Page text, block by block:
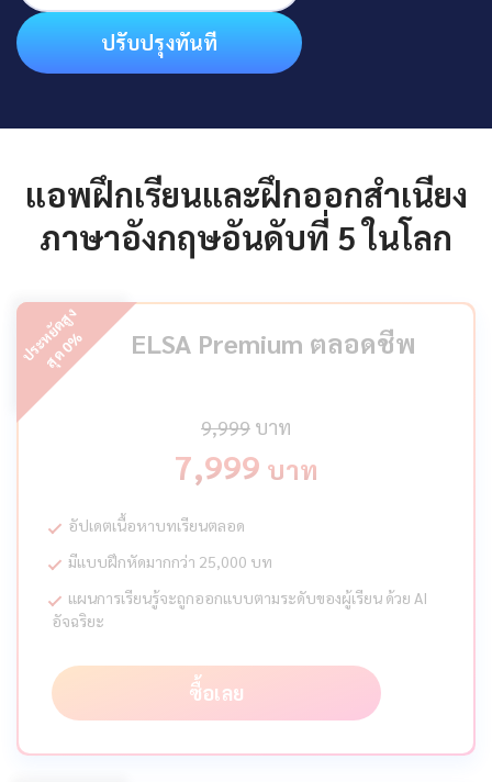
ปรับปรุงทันที
แอพฝึกเรียนและฝึกออกสำเนียง
ภาษาอังกฤษอันดับที่ 5 ในโลก
ป
ร
ะ
ห
ยั
ด
สู
ง
สุ
ด
0
% ELSA Premium ตลอดชีพ
9,999 บาท
7,999 บาท
อัปเดตเนื้อหาบทเรียนตลอด
มีแบบฝึกหัดมากกว่า 25,000 บท
แผนการเรียนรู้จะถูกออกแบบตามระดับของผู้เรียน ด้วย AI
อัจฉริยะ
ซื้อเลย